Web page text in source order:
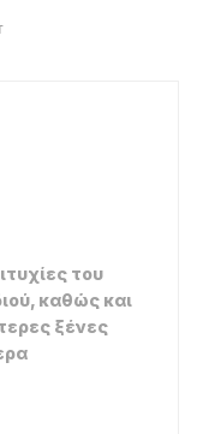
του
καθώς και
ξένες